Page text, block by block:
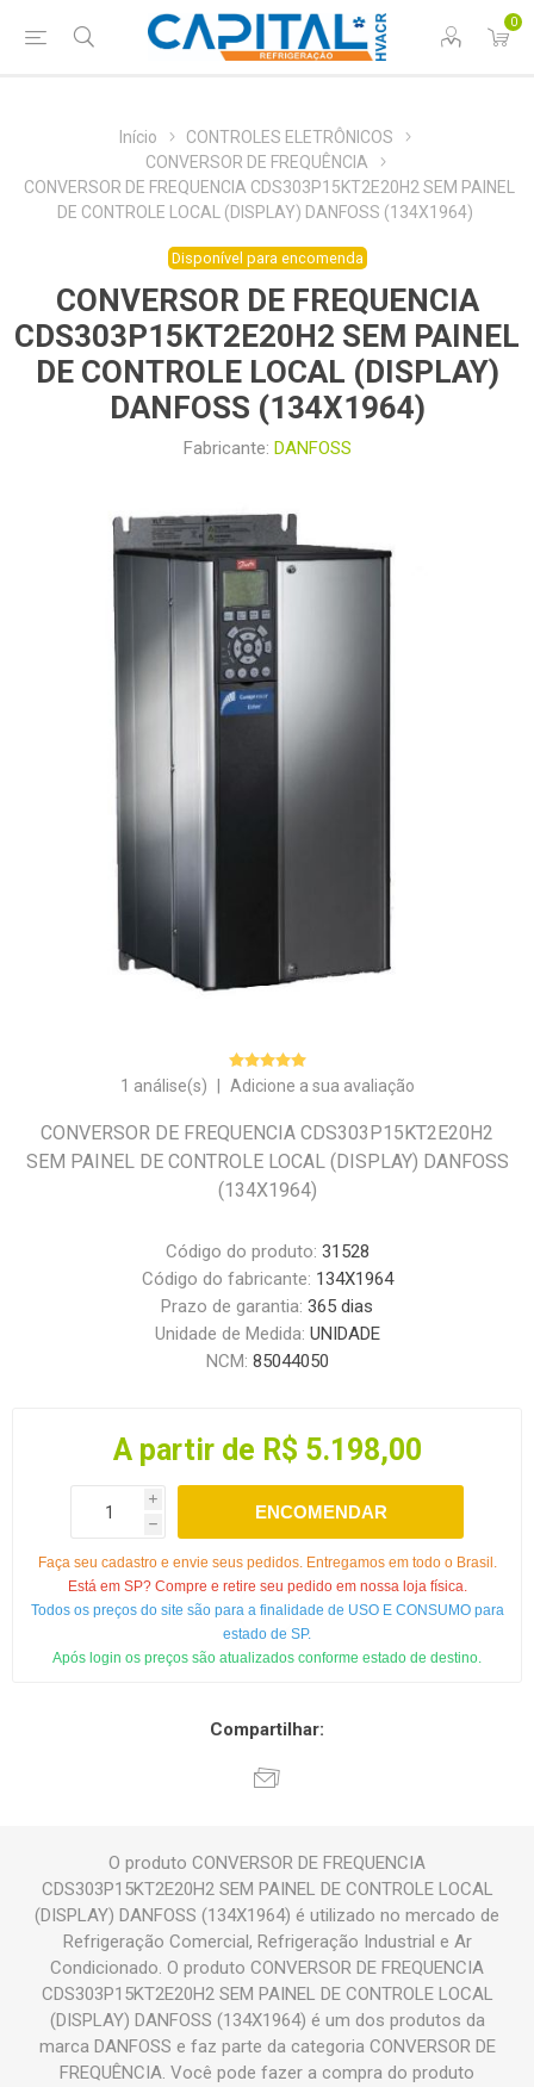
0
Início
CONTROLES ELETRÔNICOS
CONVERSOR DE FREQUÊNCIA
CONVERSOR DE FREQUENCIA CDS303P15KT2E20H2 SEM PAINEL
DE CONTROLE LOCAL (DISPLAY) DANFOSS (134X1964)
Disponível para encomenda
CONVERSOR DE FREQUENCIA
CDS303P15KT2E20H2 SEM PAINEL
DE CONTROLE LOCAL (DISPLAY)
DANFOSS (134X1964)
Fabricante: DANFOSS
1 análise(s) Adicione a sua avaliação
CONVERSOR DE FREQUENCIA CDS303P15KT2E20H2
SEM PAINEL DE CONTROLE LOCAL (DISPLAY) DANFOSS
(134X1964)
Código do produto: 31528
Código do fabricante: 134X1964
Prazo de garantia: 365 dias
Unidade de Medida: UNIDADE
NCM: 85044050
A partir de R$ 5.198,00
i
h
ENCOMENDAR
Faça seu cadastro e envie seus pedidos. Entregamos em todo o Brasil.
Está em SP? Compre e retire seu pedido em nossa loja física.
Todos os preços do site são para a finalidade de USO E CONSUMO para
estado de SP.
Após login os preços são atualizados conforme estado de destino.
Compartilhar:
O produto CONVERSOR DE FREQUENCIA
CDS303P15KT2E20H2 SEM PAINEL DE CONTROLE LOCAL
(DISPLAY) DANFOSS (134X1964) é utilizado no mercado de
Refrigeração Comercial, Refrigeração Industrial e Ar
Condicionado. O produto CONVERSOR DE FREQUENCIA
CDS303P15KT2E20H2 SEM PAINEL DE CONTROLE LOCAL
(DISPLAY) DANFOSS (134X1964) é um dos produtos da
marca DANFOSS e faz parte da categoria CONVERSOR DE
FREQUÊNCIA. Você pode fazer a compra do produto